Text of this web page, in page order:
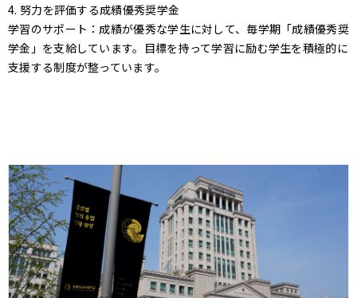
4. 努力を評価する成績優秀奨学金
学習のサポート：成績が優秀な学生に対して、毎学期「成績優秀奨
学金」を支給しています。目標を持って学習に励む学生を積極的に
支援する制度が整っています。